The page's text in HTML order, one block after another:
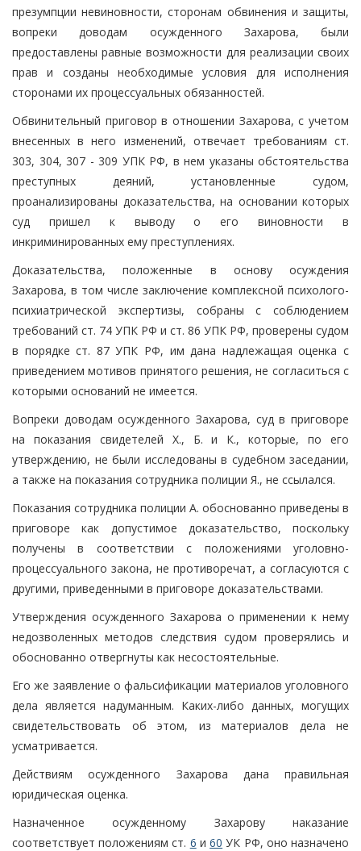
презумпции невиновности, сторонам обвинения и защиты,
вопреки доводам осужденного Захарова, были
предоставлены равные возможности для реализации своих
прав и созданы необходимые условия для исполнения
сторонами их процессуальных обязанностей.
Обвинительный приговор в отношении Захарова, с учетом
внесенных в него изменений, отвечает требованиям ст.
303, 304, 307 - 309 УПК РФ, в нем указаны обстоятельства
преступных деяний, установленные судом,
проанализированы доказательства, на основании которых
суд пришел к выводу о его виновности в
инкриминированных ему преступлениях.
Доказательства, положенные в основу осуждения
Захарова, в том числе заключение комплексной психолого-
психиатрической экспертизы, собраны с соблюдением
требований ст. 74 УПК РФ и ст. 86 УПК РФ, проверены судом
в порядке ст. 87 УПК РФ, им дана надлежащая оценка с
приведением мотивов принятого решения, не согласиться с
которыми оснований не имеется.
Вопреки доводам осужденного Захарова, суд в приговоре
на показания свидетелей Х., Б. и К., которые, по его
утверждению, не были исследованы в судебном заседании,
а также на показания сотрудника полиции Я., не ссылался.
Показания сотрудника полиции А. обоснованно приведены в
приговоре как допустимое доказательство, поскольку
получены в соответствии с положениями уголовно-
процессуального закона, не противоречат, а согласуются с
другими, приведенными в приговоре доказательствами.
Утверждения осужденного Захарова о применении к нему
недозволенных методов следствия судом проверялись и
обоснованно отвергнуты как несостоятельные.
Его же заявление о фальсификации материалов уголовного
дела является надуманным. Каких-либо данных, могущих
свидетельствовать об этом, из материалов дела не
усматривается.
Действиям осужденного Захарова дана правильная
юридическая оценка.
Назначенное осужденному Захарову наказание
соответствует положениям ст. 6 и60 УК РФ, оно назначено